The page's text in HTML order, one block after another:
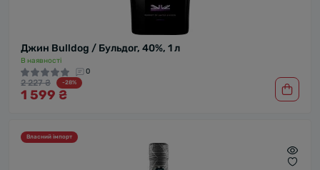
Джин Bulldog / Бульдог, 40%, 1 л
В наявності
0
2 227 ₴ -28%
1 599 ₴
Власний імпорт